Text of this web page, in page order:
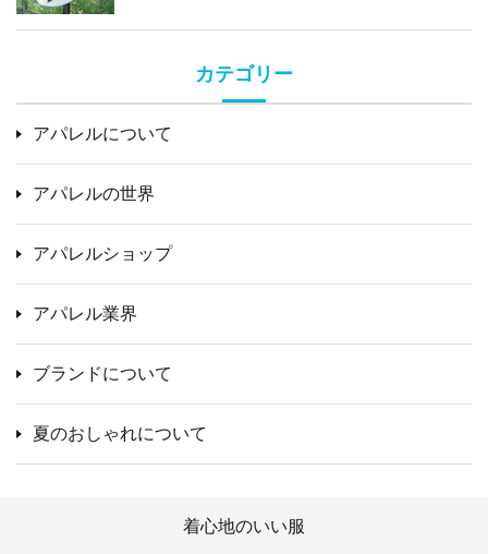
カテゴリー
アパレルについて
アパレルの世界
アパレルショップ
アパレル業界
ブランドについて
夏のおしゃれについて
着心地のいい服